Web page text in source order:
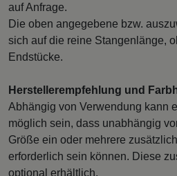
auf Anfrage.
Die oben angegebene bzw.
sich auf die reine Stangenlänge,
Endstücke.
Herstellerempfehlung und
Abhängig von Verwendung kann
möglich sein, dass unabhängig
Größe ein oder mehrere
erforderlich sein können. Diese
optional erhältlich.